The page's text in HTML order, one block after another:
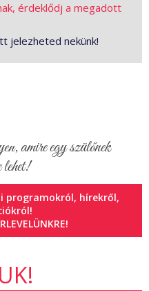
érdeklődj a megadott
jelezheted nekünk!
amire egy szülőnek
lehet!
programokról, hírekről,